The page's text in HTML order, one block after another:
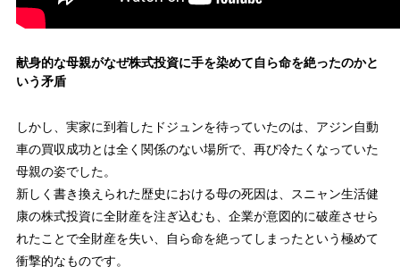
献身的な母親がなぜ株式投資に手を染めて自ら命を絶ったのかと
いう矛盾
しかし、実家に到着したドジュンを待っていたのは、アジン自動
車の買収成功とは全く関係のない場所で、再び冷たくなっていた
母親の姿でした。
新しく書き換えられた歴史における母の死因は、スニャン生活健
康の株式投資に全財産を注ぎ込むも、企業が意図的に破産させら
れたことで全財産を失い、自ら命を絶ってしまったという極めて
衝撃的なものです。